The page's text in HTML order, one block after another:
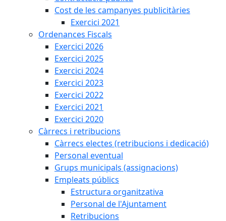
Cost de les campanyes publicitàries
Exercici 2021
Ordenances Fiscals
Exercici 2026
Exercici 2025
Exercici 2024
Exercici 2023
Exercici 2022
Exercici 2021
Exercici 2020
Càrrecs i retribucions
Càrrecs electes (retribucions i dedicació)
Personal eventual
Grups municipals (assignacions)
Empleats públics
Estructura organitzativa
Personal de l'Ajuntament
Retribucions